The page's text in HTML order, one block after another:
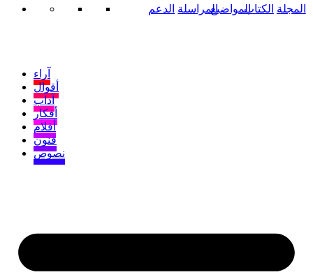
الدعم المراسلةالمواضيعالكتاب المجلة
آراء
أقوال
آداب
أفكار
أفلام
فنون
نصوص